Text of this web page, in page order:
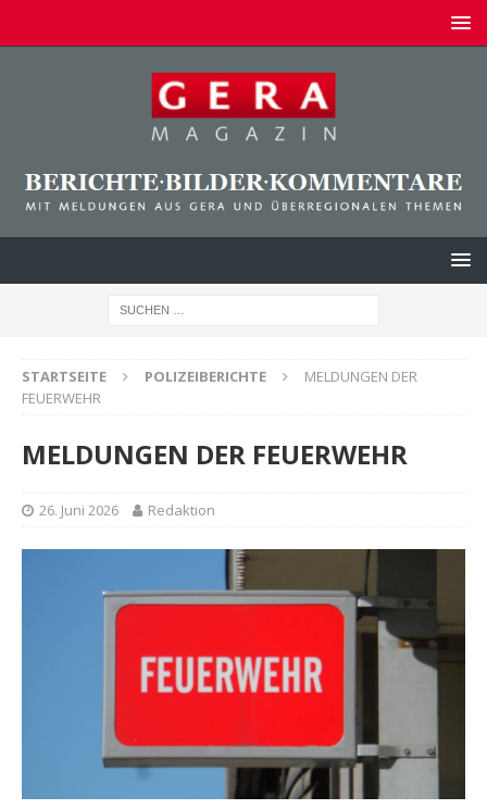
STARTSEITE POLIZEIBERICHTE
MELDUNGEN DER
FEUERWEHR
MELDUNGEN DER FEUERWEHR
26. Juni 2026 Redaktion